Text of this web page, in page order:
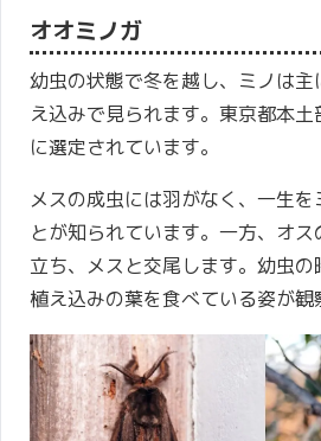
オオミノガ
幼虫の状態で冬を越し、ミノは
え込みで見られます。東京都本
に選定されています。
メスの成虫には羽がなく、一生
とが知られています。一方、オ
立ち、メスと交尾します。幼虫
植え込みの葉を食べている姿が観